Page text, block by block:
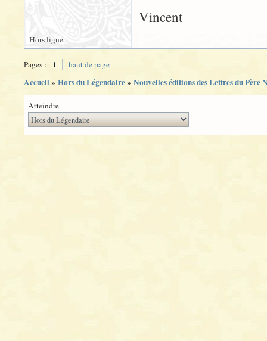
Vincent
Hors ligne
Pages : 1 haut de page
Accueil» Hors du Légendaire» Nouvelles éditions des Lettres du Père
Atteindre